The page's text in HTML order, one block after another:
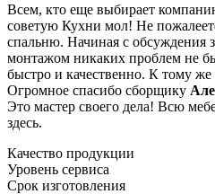
Всем, кто еще выбирает
советую Кухни мол! Не
спальню. Начиная с обсуждения
монтажом никаких проблем не
быстро и качественно. К тому
Огромное спасибо сборщику
Это мастер своего дела! Всю
здесь.
Качество продукции
Уровень сервиса
Срок изготовления